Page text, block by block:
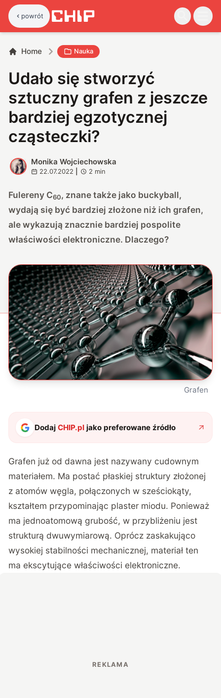
powrót
Home Nauka
Udało się stworzyć
sztuczny grafen z jeszcze
bardziej egzotycznej
cząsteczki?
M
Monika Wojciechowska
22.07.2022 2 min
Fulereny C60, znane także jako buckyball,
wydają się być bardziej złożone niż ich grafen,
ale wykazują znacznie bardziej pospolite
właściwości elektroniczne. Dlaczego?
Grafen
DodajCHIP.pl jako preferowane źródło
Grafen już od dawna jest nazywany cudownym
materiałem. Ma postać płaskiej struktury złożonej
z atomów węgla, połączonych w sześciokąty,
kształtem przypominając plaster miodu. Ponieważ
ma jednoatomową grubość, w przybliżeniu jest
strukturą dwuwymiarową. Oprócz zaskakująco
wysokiej stabilności mechanicznej, materiał ten
ma ekscytujące właściwości elektroniczne.